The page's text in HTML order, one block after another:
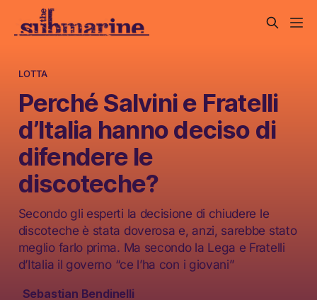
LOTTA
Perché Salvini e Fratelli
d’Italia hanno deciso di
difendere le
discoteche?
Secondo gli esperti la decisione di chiudere le
discoteche è stata doverosa e, anzi, sarebbe stato
meglio farlo prima. Ma secondo la Lega e Fratelli
d’Italia il governo “ce l’ha con i giovani”
Sebastian Bendinelli